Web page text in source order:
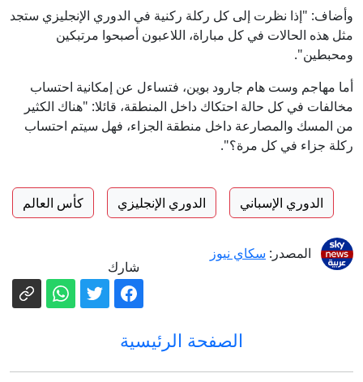
وأضاف: "إذا نظرت إلى كل ركلة ركنية في الدوري الإنجليزي ستجد
مثل هذه الحالات في كل مباراة، اللاعبون أصبحوا مرتبكين
ومحبطين".
أما مهاجم وست هام جارود بوين، فتساءل عن إمكانية احتساب
مخالفات في كل حالة احتكاك داخل المنطقة، قائلا: "هناك الكثير
من المسك والمصارعة داخل منطقة الجزاء، فهل سيتم احتساب
ركلة جزاء في كل مرة؟".
الدوري الإسباني الدوري الإنجليزي كأس العالم
المصدر: سكاي نيوز
شارك
الصفحة الرئيسية